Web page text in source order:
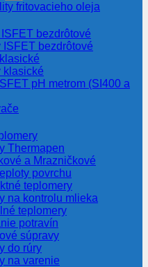
fritovacieho oleja
bezdrôtové
ISFET bezdrôtové
klasické
pH metrom (SI400 a
Thermapen
a Mrazničkové
povrchu
teplomery
na kontrolu mlieka
teplomery
potravín
súpravy
do rúry
na varenie